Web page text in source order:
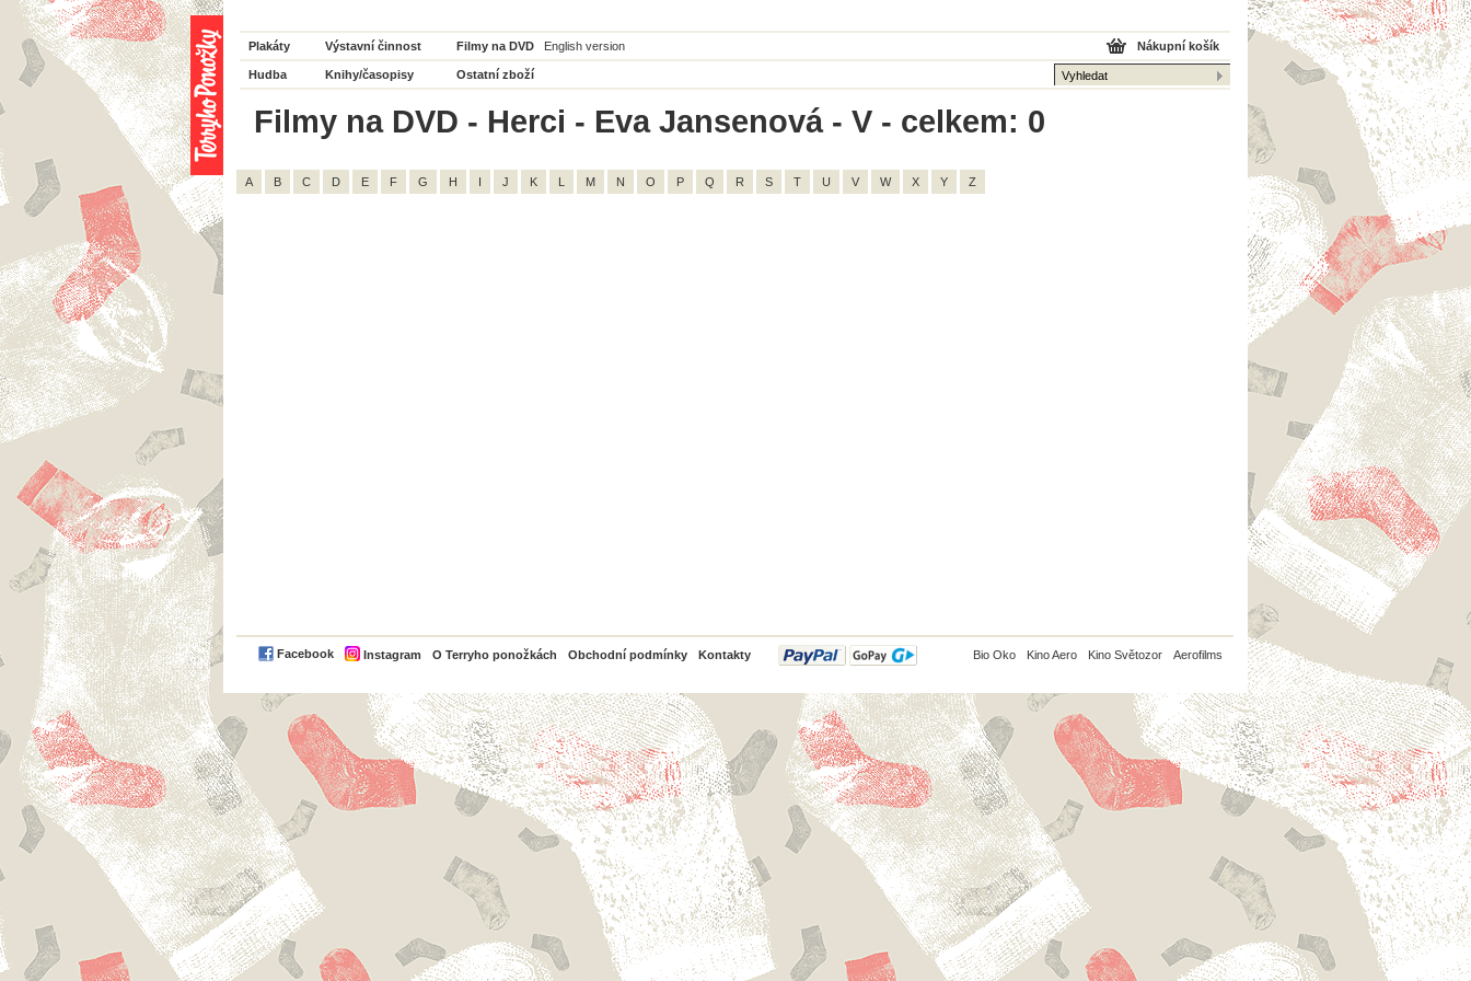
Plakáty Výstavní činnost Filmy na DVD English version
Hudba Knihy/časopisy Ostatní zboží
Nákupní košík
Filmy na DVD - Herci - Eva Jansenová - V - celkem: 0
A B C D E F G H I J K L M N O P Q R S T U V W X Y Z
Facebook Instagram O Terryho ponožkách Obchodní podmínky Kontakty
PayPal Bio Oko Kino Aero Kino Světozor Aerofilms